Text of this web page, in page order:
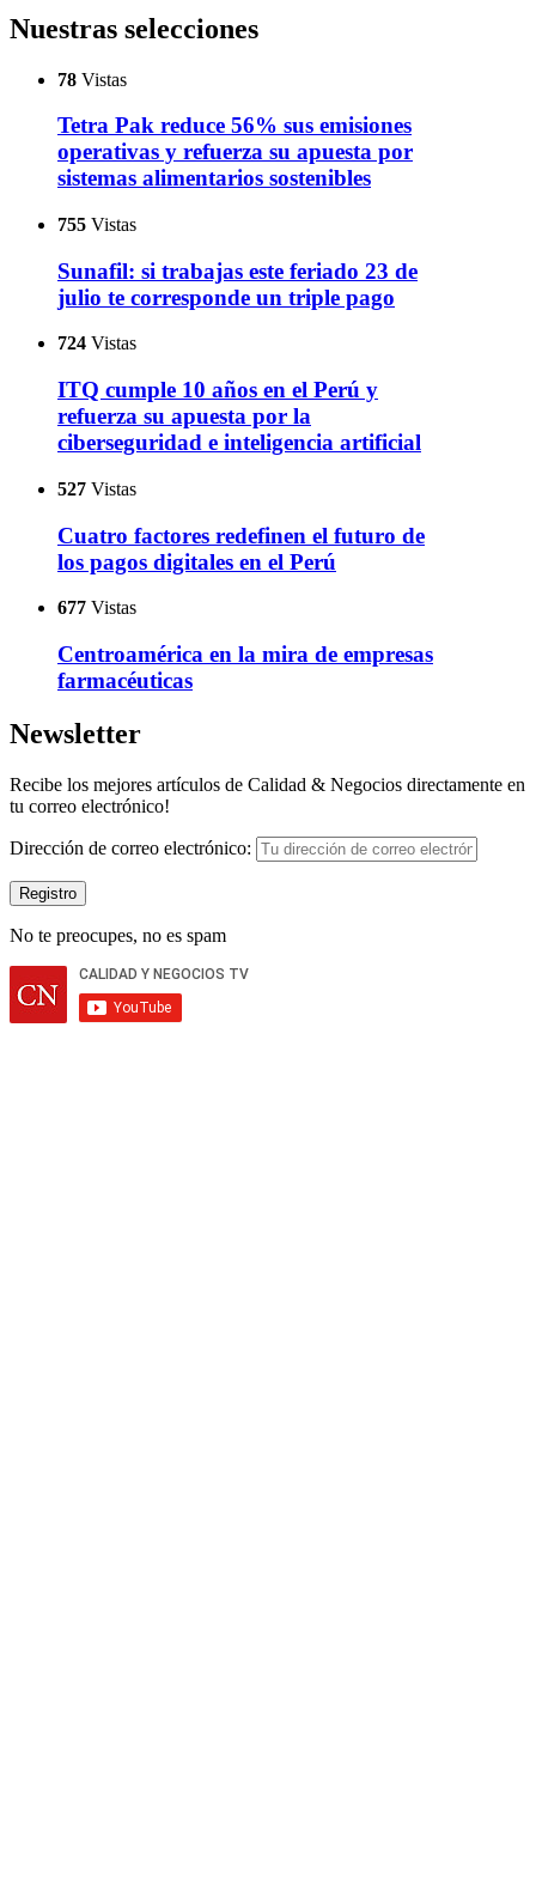
Nuestras selecciones
78 Vistas
Tetra Pak reduce 56% sus emisiones
operativas y refuerza su apuesta por
sistemas alimentarios sostenibles
755 Vistas
Sunafil: si trabajas este feriado 23 de
julio te corresponde un triple pago
724 Vistas
ITQ cumple 10 años en el Perú y
refuerza su apuesta por la
ciberseguridad e inteligencia artificial
527 Vistas
Cuatro factores redefinen el futuro de
los pagos digitales en el Perú
677 Vistas
Centroamérica en la mira de empresas
farmacéuticas
Newsletter
Recibe los mejores artículos de Calidad & Negocios directamente en
tu correo electrónico!
Dirección de correo electrónico:
No te preocupes, no es spam